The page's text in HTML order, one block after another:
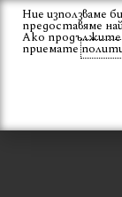
Skip
content
Вход
Ние използваме
предоставяме
Ако продължите
приемате